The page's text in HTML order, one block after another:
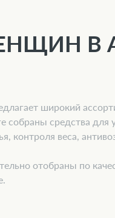
В
широкий
собраны средства
контроля веса,
отобраны по